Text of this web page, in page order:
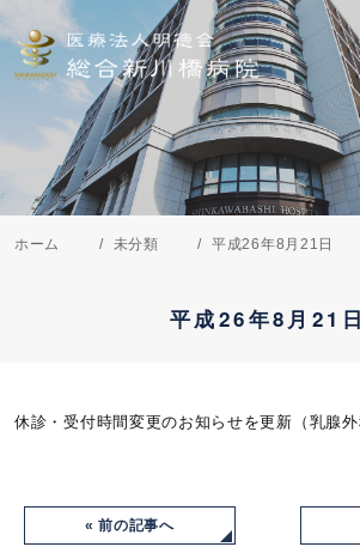
ホーム 未分類 平成26年8月21日
平成26年8月21日
休診・受付時間変更のお知らせを更新（乳腺外
« 前の記事へ